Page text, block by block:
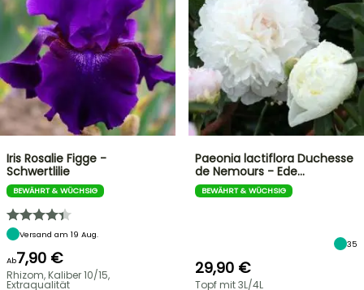
Iris Rosalie Figge -
Schwertlilie
BEWÄHRT & WÜCHSIG
Versand am 19 Aug.
Ab7,90 €
Rhizom, Kaliber 10/15,
Extraqualität
Paeonia lactiflora Duchesse
de Nemours - Ede…
BEWÄHRT & WÜCHSIG
35
29,90 €
Topf mit 3L/4L